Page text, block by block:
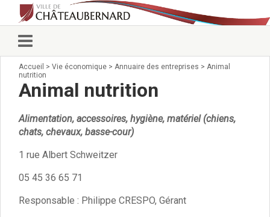
Vie municipale
Conseillers municipaux
Commissions 2026
Prendre rendez-vous
Services municipaux
Pour venir nous voir
État civil/élections/formalités
Accueil > Vie économique > Annuaire des entreprises > Animal
nutrition
Animal nutrition
Alimentation, accessoires, hygiène, matériel (chiens,
chats, chevaux, basse-cour)
1 rue Albert Schweitzer
05 45 36 65 71
Responsable : Philippe CRESPO, Gérant